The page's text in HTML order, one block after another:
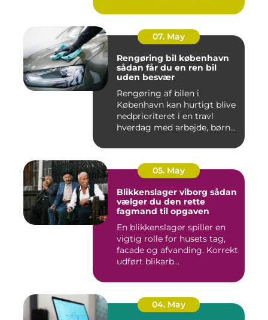
07. May
Rengøring bil københavn
sådan får du en ren bil
uden besvær
Rengøring af bilen i
København kan hurtigt blive
nedprioriteret i en travl
hverdag med arbejde, børn...
05. May
Blikkenslager viborg sådan
vælger du den rette
fagmand til opgaven
En blikkenslager spiller en
vigtig rolle for husets tag,
facade og afvanding. Korrekt
udført blikarb...
04. May